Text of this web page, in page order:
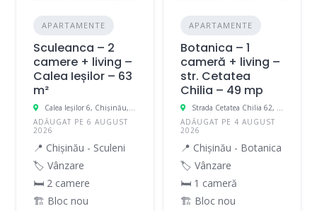
APARTAMENTE
Sculeanca – 2
camere + living –
Calea Ieșilor – 63
m²
Calea Ieșilor 6, Chișinău, Moldova
ADĂUGAT PE 6 AUGUST
2026
📍 Chișinău - Sculeni
🏷️ Vânzare
🛏 2 camere
🏗️ Bloc nou
APARTAMENTE
Botanica – 1
cameră + living –
str. Cetatea
Chilia – 49 mp
Strada Cetatea Chilia 62, Chișinău, Moldova
ADĂUGAT PE 4 AUGUST
2026
📍 Chișinău - Botanica
🏷️ Vânzare
🛏 1 cameră
🏗️ Bloc nou